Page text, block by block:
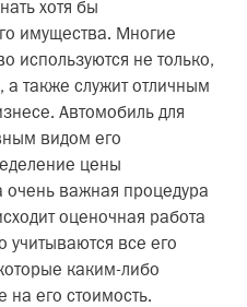
хотя бы
имущества. Многие
используются не только,
а также служит отличным
Автомобиль для
видом его
цены
очень важная процедура
оценочная работа
учитываются все его
каким-либо
его стоимость.